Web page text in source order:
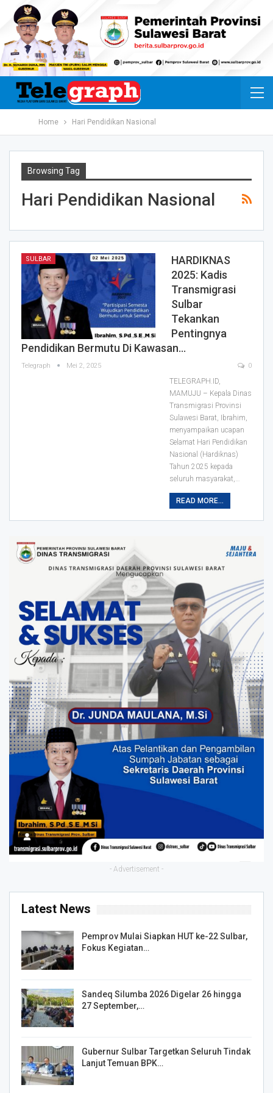
Home Hari Pendidikan Nasional
Browsing Tag
Hari Pendidikan Nasional
SULBAR
HARDIKNAS
2025: Kadis
Transmigrasi
Sulbar
Tekankan
Pentingnya
Pendidikan Bermutu Di Kawasan…
Telegraph Mei 2, 2025 0
TELEGRAPH.ID,
MAMUJU – Kepala Dinas
Transmigrasi Provinsi
Sulawesi Barat, Ibrahim,
menyampaikan ucapan
Selamat Hari Pendidikan
Nasional (Hardiknas)
Tahun 2025 kepada
seluruh masyarakat,…
READ MORE...
- Advertisement -
Latest News
Pemprov Mulai Siapkan HUT ke-22 Sulbar,
Fokus Kegiatan…
Sandeq Silumba 2026 Digelar 26 hingga
27 September,…
Gubernur Sulbar Targetkan Seluruh Tindak
Lanjut Temuan BPK…